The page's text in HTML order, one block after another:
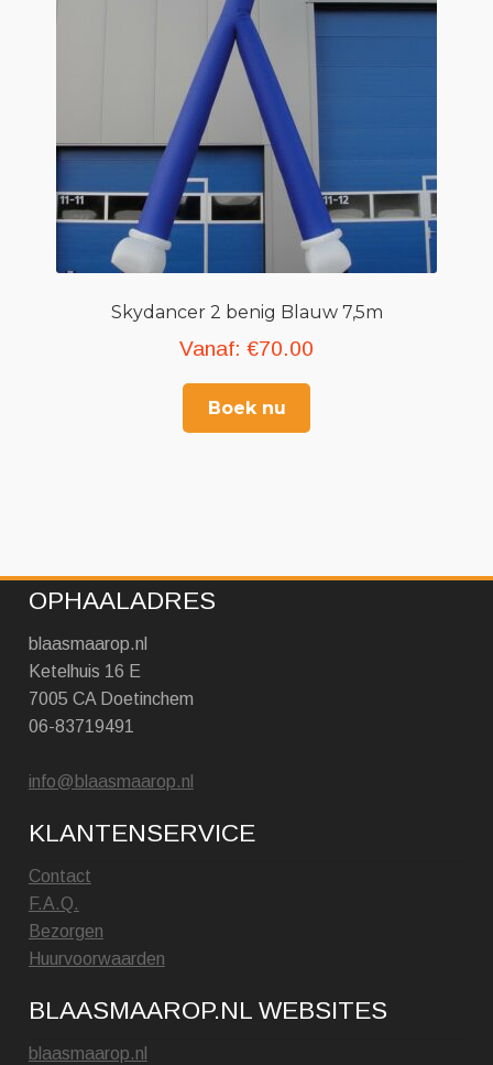
Skydancer 2 benig Blauw 7,5m
Vanaf: €70.00
Boek nu
OPHAALADRES
blaasmaarop.nl
Ketelhuis 16 E
7005 CA Doetinchem
06-83719491
info@blaasmaarop.nl
KLANTENSERVICE
Contact
F.A.Q.
Bezorgen
Huurvoorwaarden
BLAASMAAROP.NL WEBSITES
blaasmaarop.nl